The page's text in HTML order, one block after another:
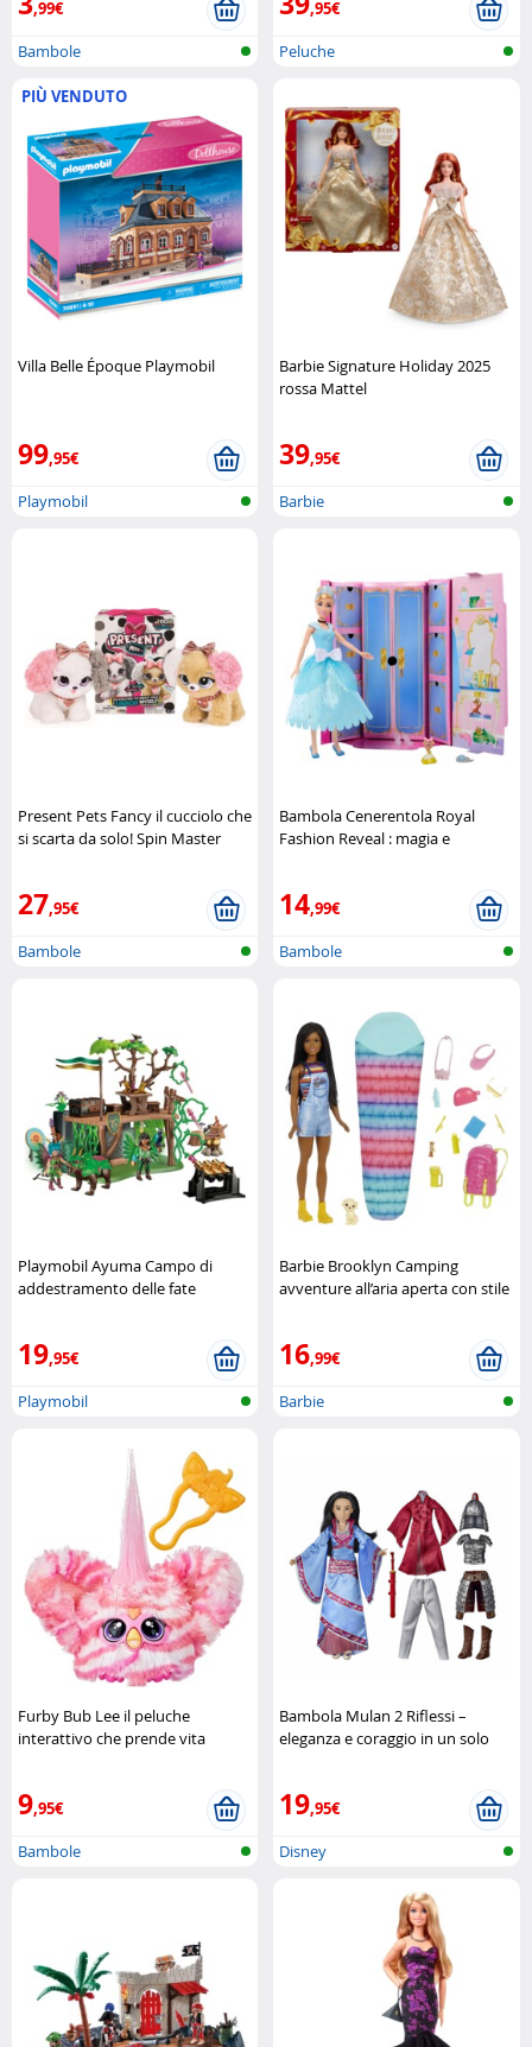
,99€
Bambole
,95€
Peluche
PIÙ VENDUTO
Villa Belle Époque Playmobil
99,95€
Playmobil
Barbie Signature Holiday 2025
rossa Mattel
39,95€
Barbie
Present Pets Fancy il cucciolo che
si scarta da solo! Spin Master
27,95€
Bambole
Bambola Cenerentola Royal
Fashion Reveal : magia e
14,99€
Bambole
Playmobil Ayuma Campo di
addestramento delle fate
19,95€
Playmobil
Barbie Brooklyn Camping
avventure all’aria aperta con stile
16,99€
Barbie
Furby Bub Lee il peluche
interattivo che prende vita
9,95€
Bambole
Bambola Mulan 2 Riflessi –
eleganza e coraggio in un solo
19,95€
Disney